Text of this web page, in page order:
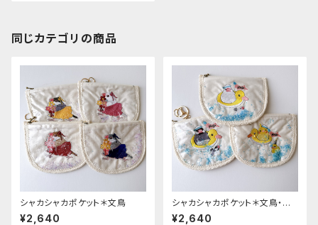
同じカテゴリの商品
シャカシャカポケット＊文鳥
¥2,640
シャカシャカポケット＊文鳥・オ
カメ
¥2,640